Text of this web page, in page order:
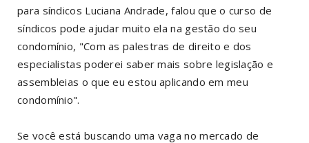
para síndicos Luciana Andrade, falou que o curso de
síndicos pode ajudar muito ela na gestão do seu
condomínio, "Com as palestras de direito e dos
especialistas poderei saber mais sobre legislação e
assembleias o que eu estou aplicando em meu
condomínio".
Se você está buscando uma vaga no mercado de